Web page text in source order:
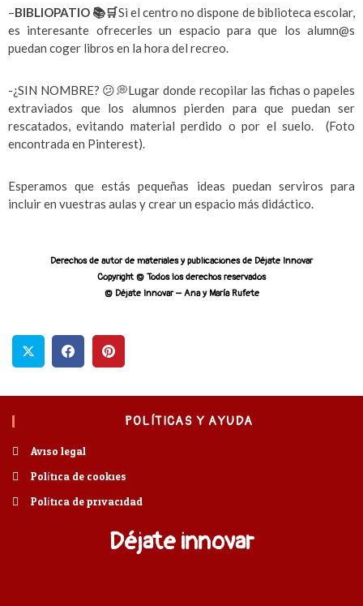
–BIBLIOPATIO 📚🛒Si el centro no dispone de biblioteca escolar,
es interesante ofrecerles un espacio para que los alumn@s
puedan coger libros en la hora del recreo.
-¿SIN NOMBRE? 😕💭Lugar donde recopilar las fichas o papeles
extraviados que los alumnos pierden para que puedan ser
rescatados, evitando material perdido o por el suelo. (Foto
encontrada en Pinterest).
Esperamos que estás pequeñas ideas puedan serviros para
incluir en vuestras aulas y crear un espacio más didáctico.
Derechos de autor de materiales y publicaciones de Déjate Innovar
Copyright © Todos los derechos reservados
© Déjate Innovar – Ana y María Rufete
POLÍTICAS Y AYUDA
Aviso legal
Política de cookies
Política de privacidad
Déjate innovar